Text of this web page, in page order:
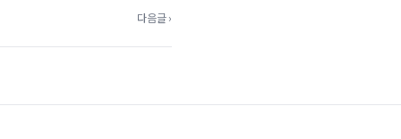
다음글 ›